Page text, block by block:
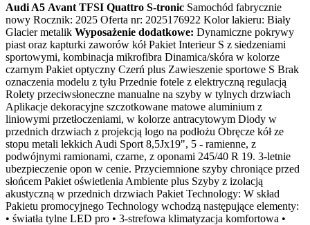
Audi A5 Avant TFSI Quattro S-tronic Samochód fabrycznie
nowy Rocznik: 2025 Oferta nr: 2025176922 Kolor lakieru: Biały
Glacier metalik Wyposażenie dodatkowe: Dynamiczne pokrywy
piast oraz kapturki zaworów kół Pakiet Interieur S z siedzeniami
sportowymi, kombinacja mikrofibra Dinamica/skóra w kolorze
czarnym Pakiet optyczny Czerń plus Zawieszenie sportowe S Brak
oznaczenia modelu z tyłu Przednie fotele z elektryczną regulacją
Rolety przeciwsłoneczne manualne na szyby w tylnych drzwiach
Aplikacje dekoracyjne szczotkowane matowe aluminium z
liniowymi przetłoczeniami, w kolorze antracytowym Diody w
przednich drzwiach z projekcją logo na podłożu Obręcze kół ze
stopu metali lekkich Audi Sport 8,5Jx19", 5 - ramienne, z
podwójnymi ramionami, czarne, z oponami 245/40 R 19. 3-letnie
ubezpieczenie opon w cenie. Przyciemnione szyby chroniące przed
słońcem Pakiet oświetlenia Ambiente plus Szyby z izolacją
akustyczną w przednich drzwiach Pakiet Technology: W skład
Pakietu promocyjnego Technology wchodzą następujące elementy:
• światła tylne LED pro • 3-strefowa klimatyzacja komfortowa •